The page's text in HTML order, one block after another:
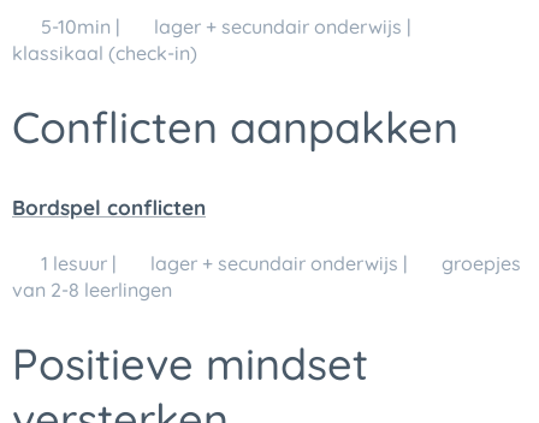
🕒 5-10min | 👥 lager + secundair onderwijs | 💬
klassikaal (check-in)
Conflicten aanpakken
Bordspel conflicten
🕒 1 lesuur | 👥 lager + secundair onderwijs | 💬 groepjes
van 2-8 leerlingen
Positieve mindset